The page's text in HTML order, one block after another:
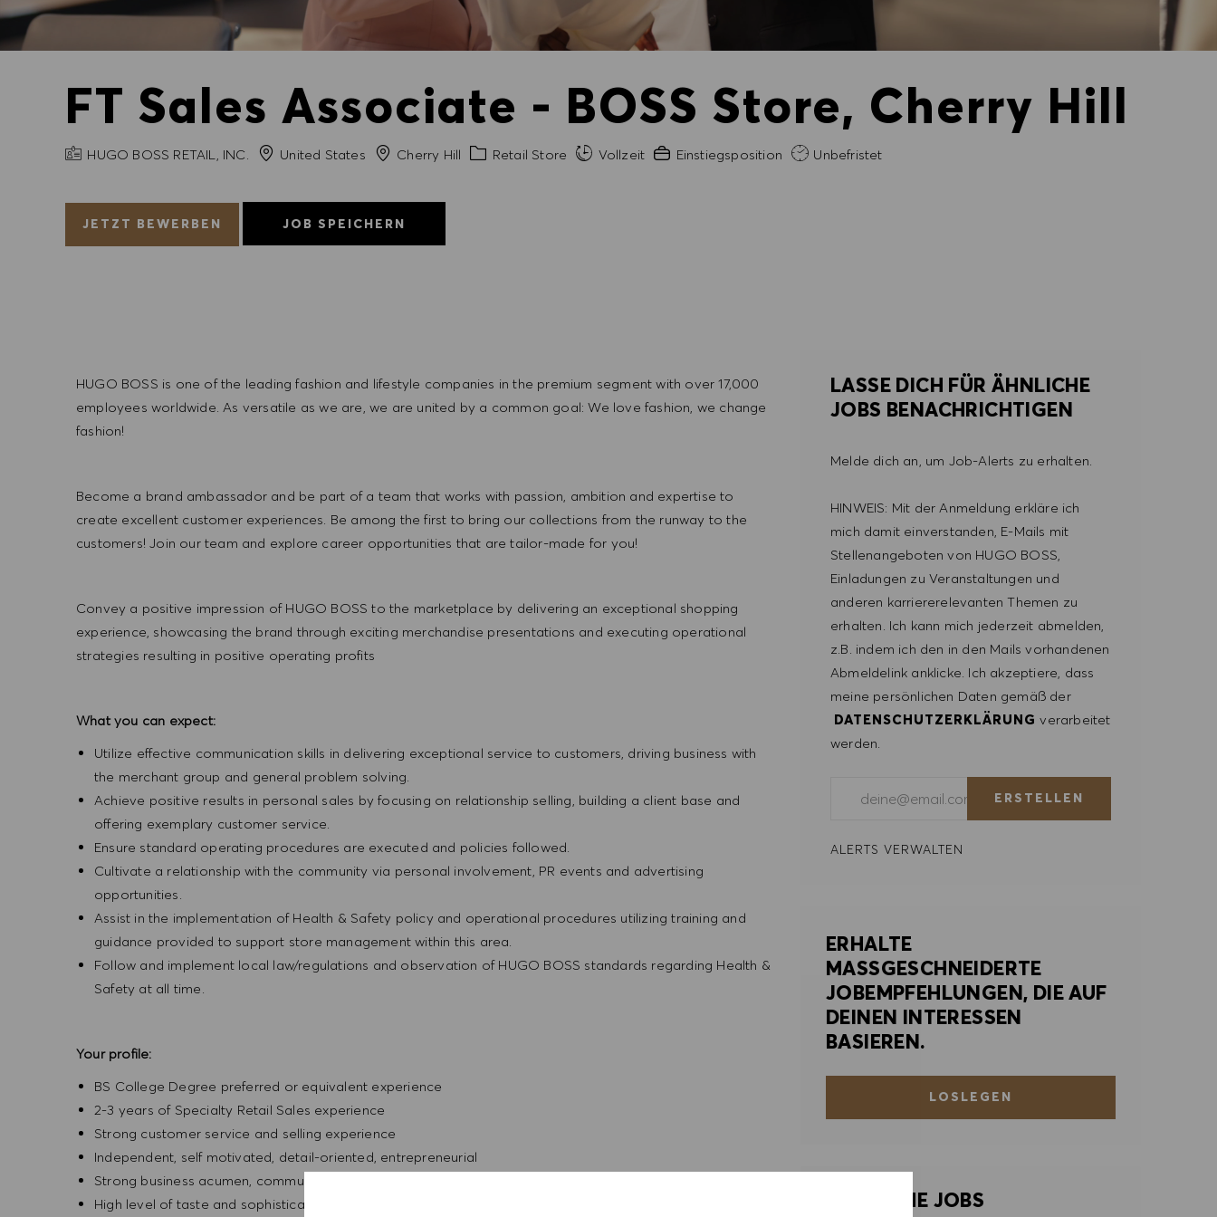
FT Sales Associate - BOSS Store, Cherry Hill
FIRMENNAME
HUGO BOSS RETAIL, INC. United States StadtCherry Hill Kategorie
Retail Store Vollzeit Erfahrung erforderlich
Einstiegsposition Unbefristet
JETZT BEWERBEN JOB SPEICHERN
HUGO BOSS is one of the leading fashion and lifestyle companies in the premium segment with over 17,000
employees worldwide. As versatile as we are, we are united by a common goal: We love fashion, we change
fashion!
Become a brand ambassador and be part of a team that works with passion, ambition and expertise to
create excellent customer experiences. Be among the first to bring our collections from the runway to the
customers! Join our team and explore career opportunities that are tailor-made for you!
Convey a positive impression of HUGO BOSS to the marketplace by delivering an exceptional shopping
experience, showcasing the brand through exciting merchandise presentations and executing operational
strategies resulting in positive operating profits
What you can expect:
Utilize effective communication skills in delivering exceptional service to customers, driving business with
the merchant group and general problem solving.
Achieve positive results in personal sales by focusing on relationship selling, building a client base and
offering exemplary customer service.
Ensure standard operating procedures are executed and policies followed.
Cultivate a relationship with the community via personal involvement, PR events and advertising
opportunities.
Assist in the implementation of Health & Safety policy and operational procedures utilizing training and
guidance provided to support store management within this area.
Follow and implement local law/regulations and observation of HUGO BOSS standards regarding Health &
Safety at all time.
Your profile:
BS College Degree preferred or equivalent experience
2-3 years of Specialty Retail Sales experience
Strong customer service and selling experience
Independent, self motivated, detail-oriented, entrepreneurial
Strong business acumen, communication and interpersonal skills
High level of taste and sophistication consistent with the HUGO BOSS lifestyle philosophy
LASSE DICH FÜR ÄHNLICHE
JOBS BENACHRICHTIGEN
Melde dich an, um Job-Alerts zu erhalten.
HINWEIS: Mit der Anmeldung erkläre ich
mich damit einverstanden, E-Mails mit
Stellenangeboten von HUGO BOSS,
Einladungen zu Veranstaltungen und
anderen karriererelevanten Themen zu
erhalten. Ich kann mich jederzeit abmelden,
z.B. indem ich den in den Mails vorhandenen
Abmeldelink anklicke. Ich akzeptiere, dass
meine persönlichen Daten gemäß der
DATENSCHUTZERKLÄRUNG verarbeitet
werden.
ERSTELLEN
ALERTS VERWALTEN
ERHALTE
MASSGESCHNEIDERTE
JOBEMPFEHLUNGEN, DIE AUF
DEINEN INTERESSEN
BASIEREN.
LOSLEGEN
ÄHNLICHE JOBS